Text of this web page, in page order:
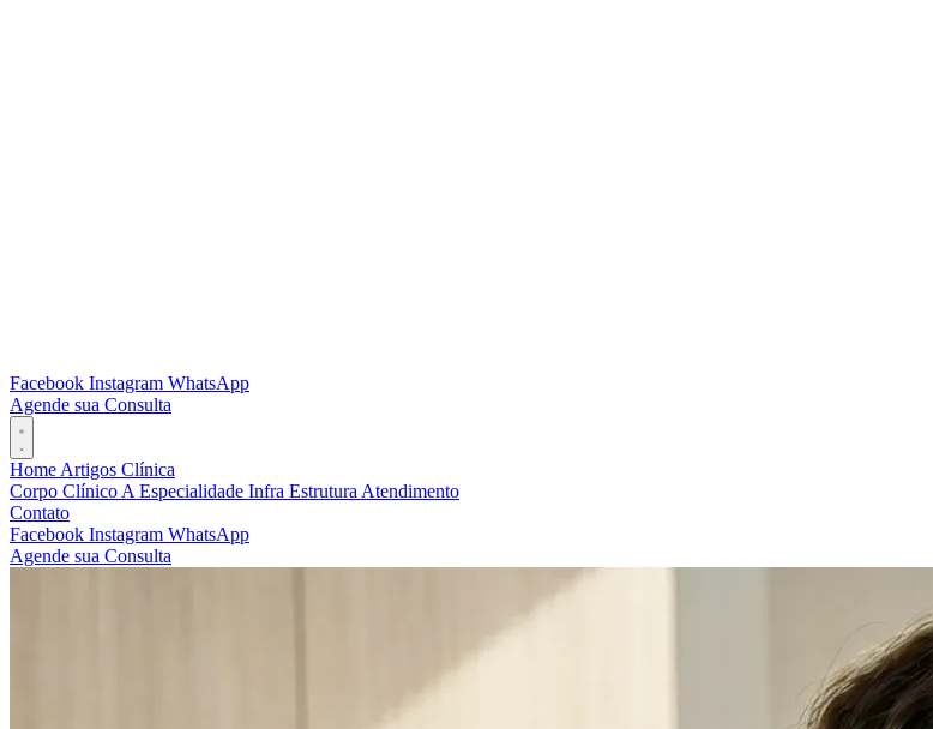
Facebook Instagram WhatsApp
Agende sua Consulta
Home Artigos Clínica
Corpo Clínico A Especialidade Infra Estrutura Atendimento
Contato
Facebook Instagram WhatsApp
Agende sua Consulta